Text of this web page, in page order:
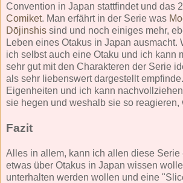
Convention in Japan stattfindet und das
Comiket. Man erfährt in der Serie was
Dōjinshis sind und noch einiges mehr,
Leben eines Otakus in Japan ausmacht.
ich selbst auch eine Otaku und ich kann
sehr gut mit den Charakteren der Serie
als sehr liebenswert dargestellt
Eigenheiten und ich kann
sie hegen und weshalb sie so reagieren,
Fazit
Alles in allem, kann ich allen diese Serie
etwas über Otakus in Japan wissen
unterhalten werden wollen und eine